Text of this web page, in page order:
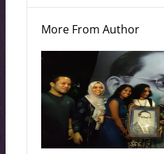
More From Author